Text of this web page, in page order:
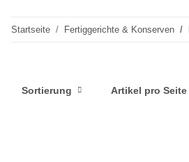
Startseite Fertiggerichte & Konserven
Sortierung Artikel pro Seite